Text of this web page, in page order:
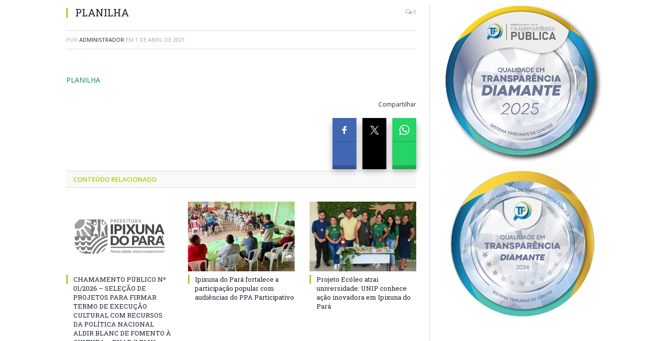
PLANILHA 0
POR ADMINISTRADOR EM 1 DE ABRIL DE 2021
PLANILHA
Compartilhar
CONTEÚDO RELACIONADO
CHAMAMENTO PÚBLICO Nº
01/2026 – SELEÇÃO DE
PROJETOS PARA FIRMAR
TERMO DE EXECUÇÃO
CULTURAL COM RECURSOS
DA POLÍTICA NACIONAL
ALDIR BLANC DE FOMENTO À
Ipixuna do Pará fortalece a
participação popular com
audiências do PPA Participativo
Projeto Ecóleo atrai
universidade: UNIP conhece
ação inovadora em Ipixuna do
Pará